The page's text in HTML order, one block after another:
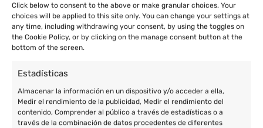
Click below to consent to the above or make granular choices. Your
choices will be applied to this site only. You can change your settings at
any time, including withdrawing your consent, by using the toggles on
the Cookie Policy, or by clicking on the manage consent button at the
bottom of the screen.
Estadísticas
Almacenar la información en un dispositivo y/o acceder a ella,
Medir el rendimiento de la publicidad, Medir el rendimiento del
contenido, Comprender al público a través de estadísticas o a
través de la combinación de datos procedentes de diferentes